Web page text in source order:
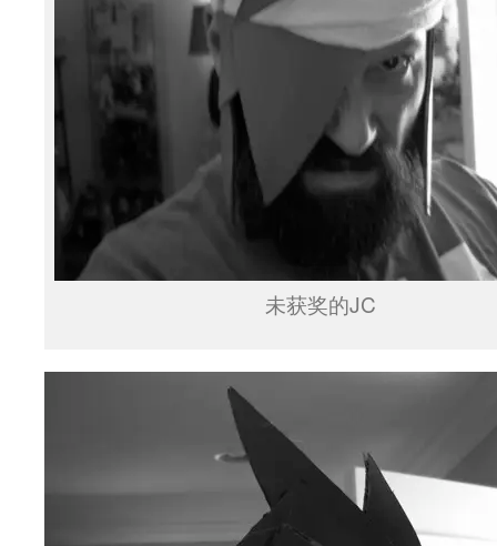
未获奖的JC